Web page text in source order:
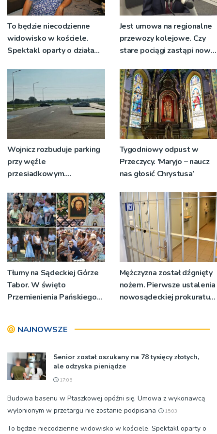
To będzie niecodzienne
widowisko w kościele.
Spektakl oparty o działa
Jest umowa na regionalne
przewozy kolejowe. Czy
stare pociągi zastąpi nowy
Wojnicz rozbuduje parking
przy węźle
przesiadkowym.
miejsc
Tygodniowy odpust w
Przeczycy. 'Maryjo – naucz
nas głosić Chrystusa’
Tłumy na Sądeckiej Górze
Tabor. W święto
Przemienienia Pańskiego
[ZDJĘCIA]
Mężczyzna został dźgnięty
nożem. Pierwsze ustalenia
nowosądeckiej prokuratury
NAJNOWSZE
Senior został oszukany na 78 tysięcy złotych,
ale odzyska pieniądze
17:05
Budowa basenu w Ptaszkowej opóźni się. Umowa z wykonawcą
wyłonionym w przetargu nie zostanie podpisana
15:03
To będzie niecodzienne widowisko w kościele. Spektakl oparty o